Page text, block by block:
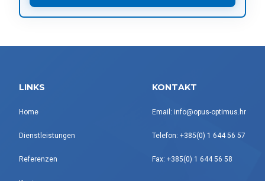
LINKS
Home
Dienstleistungen
Referenzen
KONTAKT
Email: info@opus-optimus.hr
Telefon: +385(0) 1 644 56 57
Fax: +385(0) 1 644 56 58